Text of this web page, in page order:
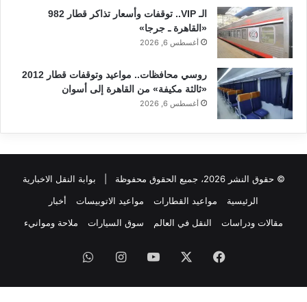
الـ VIP.. توقفات وأسعار تذاكر قطار 982
«القاهرة ـ جرجا»
أغسطس 6, 2026
روسي محافظات.. مواعيد وتوقفات قطار 2012
«ثالثة مكيفة» من القاهرة إلى أسوان
أغسطس 6, 2026
© حقوق النشر 2026، جميع الحقوق محفوظة |
بوابة النقل الاخبارية
الرئيسية
مواعيد القطارات مواعيد الاتوبيسات
أخبار
مقالات ودراسات
النقل في العالم سوق السيارات ملاحة وموانيء
فيسبوك ‫YouTubeانستقرام